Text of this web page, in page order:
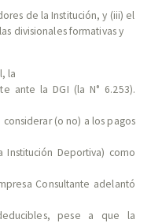
de la Institución, y (iii) el
divisionales formativas y
la
ante la DGI (la N° 6.253).
(o no) a los pagos
Deportiva) como
Consultante adelantó
pese a que la